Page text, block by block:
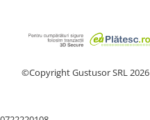
©Copyright Gustusor SRL 2026